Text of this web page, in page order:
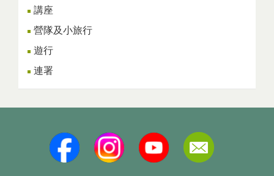
講座
營隊及小旅行
遊行
連署